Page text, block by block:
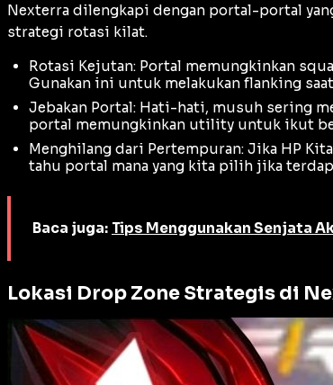
Nexterra dilengkapi dengan portal-portal
strategi rotasi kilat.
Rotasi Kejutan: Portal memungkinkan
Gunakan ini untuk melakukan flanking
Jebakan Portal: Hati-hati, musuh sering
portal memungkinkan utility untuk ikut
Menghilang dari Pertempuran: Jika HP
tahu portal mana yang kita pilih jika
Baca juga: Tips Menggunakan Senjata
Lokasi Drop Zone Strategis di